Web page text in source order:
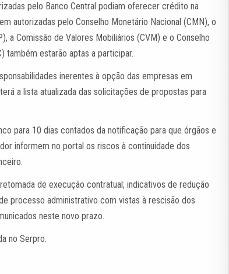
pelo Banco Central podiam oferecer crédito na
autorizadas pelo Conselho Monetário Nacional (CMN), o
a Comissão de Valores Mobiliários (CVM) e o Conselho
também estarão aptas a participar.
inerentes à opção das empresas em
a lista atualizada das solicitações de propostas para
para 10 dias contados da notificação para que órgãos e
informem no portal os riscos à continuidade dos
de execução contratual; indicativos de redução
processo administrativo com vistas à rescisão dos
neste novo prazo.
no Serpro.